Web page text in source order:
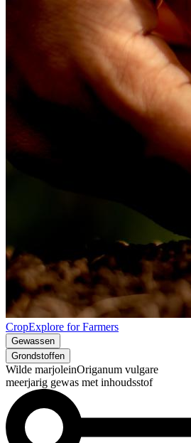
CropExplore for Farmers
Gewassen
Grondstoffen
Wilde marjoleinOriganum vulgare
meerjarig gewas met inhoudsstof